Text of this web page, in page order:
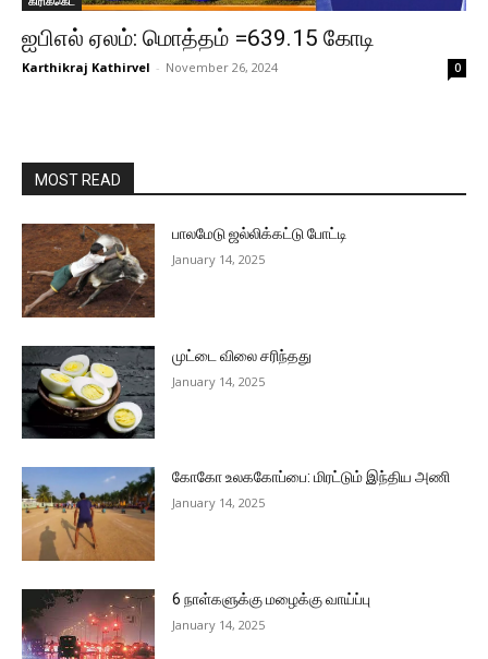
ஐபிஎல் ஏலம்: மொத்தம் =639.15 கோடி
Karthikraj Kathirvel - November 26, 2024 0
MOST READ
பாலமேடு ஜல்லிக்கட்டு போட்டி
January 14, 2025
முட்டை விலை சரிந்தது
January 14, 2025
கோகோ உலககோப்பை: மிரட்டும் இந்திய அணி
January 14, 2025
6 நாள்களுக்கு மழைக்கு வாய்ப்பு
January 14, 2025